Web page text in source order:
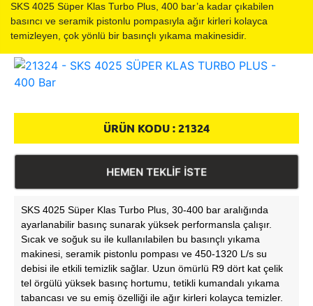
SKS 4025 Süper Klas Turbo Plus, 400 bar’a kadar çıkabilen
basıncı ve seramik pistonlu pompasıyla ağır kirleri kolayca
temizleyen, çok yönlü bir basınçlı yıkama makinesidir.
ÜRÜN KODU :21324
HEMEN TEKLİF İSTE
SKS 4025 Süper Klas Turbo Plus, 30-400 bar aralığında
ayarlanabilir basınç sunarak yüksek performansla çalışır.
Sıcak ve soğuk su ile kullanılabilen bu basınçlı yıkama
makinesi, seramik pistonlu pompası ve 450-1320 L/s su
debisi ile etkili temizlik sağlar. Uzun ömürlü R9 dört kat çelik
tel örgülü yüksek basınç hortumu, tetikli kumandalı yıkama
tabancası ve su emiş özelliği ile ağır kirleri kolayca temizler.